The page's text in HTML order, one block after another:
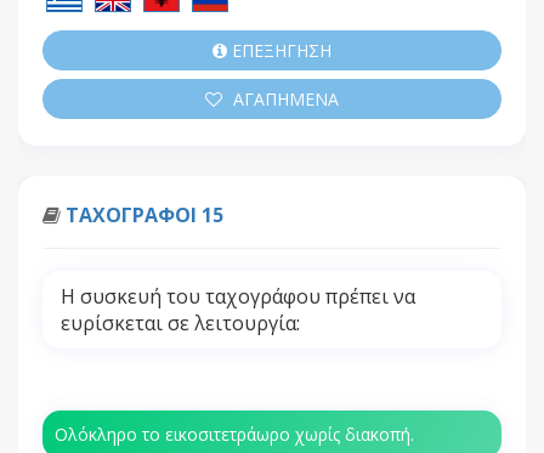
ΕΠΕΞΗΓΗΣΗ
ΑΓΑΠΗΜΕΝΑ
ΤΑΧΟΓΡΑΦΟΙ 15
Η συσκευή του ταχογράφου πρέπει να
ευρίσκεται σε λειτουργία:
Ολόκληρο το εικοσιτετράωρο χωρίς διακοπή.